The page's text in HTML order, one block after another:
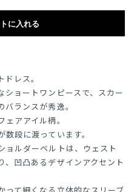
に入れる
レス。
ョートワンピースで、スカー
ランスが秀逸。
アアイル柄。
段に渡っています。
ョルダーベルトは、ウェスト
、凹凸あるデザインアクセント
って細くなる立体的なスリーブ